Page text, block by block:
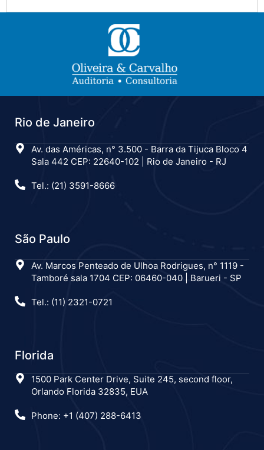
Rio de Janeiro
Av. das Américas, n° 3.500 - Barra da Tijuca Bloco 4
Sala 442 CEP: 22640-102 | Rio de Janeiro - RJ
Tel.: (21) 3591-8666
São Paulo
Av. Marcos Penteado de Ulhoa Rodrigues, n° 1119 -
Tamboré sala 1704 CEP: 06460-040 | Barueri - SP
Tel.: (11) 2321-0721
Florida
1500 Park Center Drive, Suite 245, second floor,
Orlando Florida 32835, EUA
Phone: +1 (407) 288-6413